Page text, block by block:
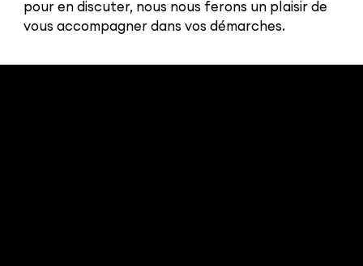
pour en discuter, nous nous ferons un plaisir de
vous accompagner dans vos démarches.